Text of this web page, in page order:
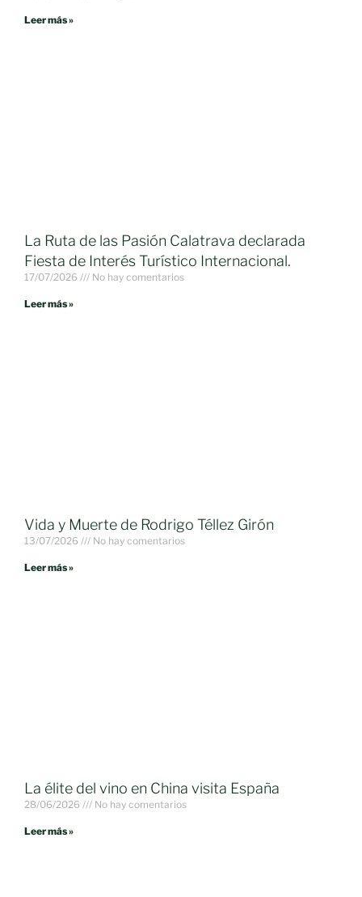
Leer más »
La Ruta de las Pasión Calatrava declarada
Fiesta de Interés Turístico Internacional.
17/07/2026 No hay comentarios
Leer más »
Vida y Muerte de Rodrigo Téllez Girón
13/07/2026 No hay comentarios
Leer más »
La élite del vino en China visita España
28/06/2026 No hay comentarios
Leer más »